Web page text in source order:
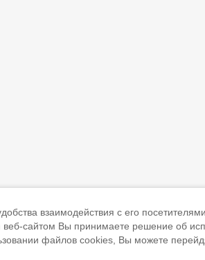
взаимодействия с его
сайтом Вы принимаете решение об
файлов cookies, Вы можете